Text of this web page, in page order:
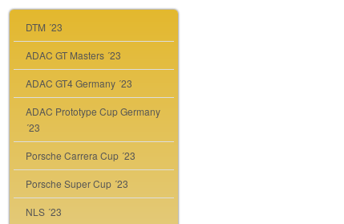
DTM ´23
ADAC GT Masters ´23
ADAC GT4 Germany ´23
ADAC Prototype Cup Germany
´23
Porsche Carrera Cup ´23
Porsche Super Cup ´23
NLS ´23